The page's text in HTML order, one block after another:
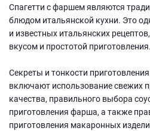
Спагетти с фаршем являются
блюдом итальянской кухни. Это
и известных итальянских
вкусом и простотой приготовления.
Секреты и тонкости
включают использование свежих
качества, правильного выбора
приготовления фарша, а также
приготовления макаронных